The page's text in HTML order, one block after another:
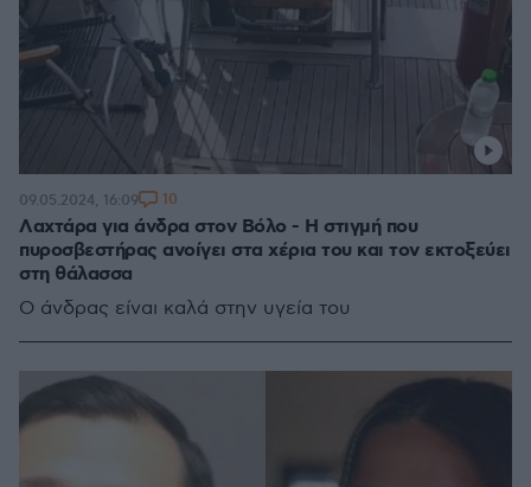
Λαχτάρα για άνδρα στον Βόλο - Η στιγμή που
πυροσβεστήρας ανοίγει στα χέρια του και τον εκτοξεύει
στη θάλασσα
Ο άνδρας είναι καλά στην υγεία του
09.05.2024, 16:09 10